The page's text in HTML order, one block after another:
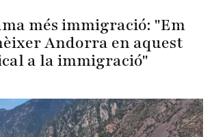
més immigració: "Em
Andorra en aquest
a la immigració"